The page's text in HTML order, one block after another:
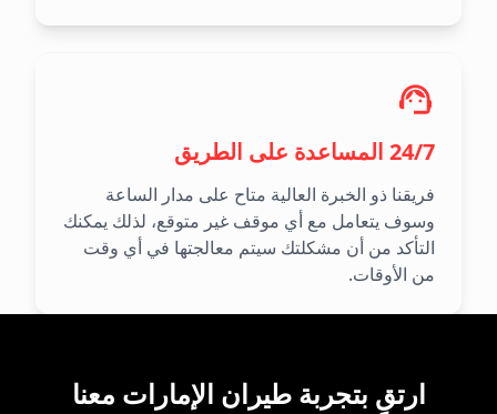
24/7 المساعدة على الطريق
فريقنا ذو الخبرة العالية متاح على مدار الساعة
وسوف يتعامل مع أي موقف غير متوقع، لذلك يمكنك
التأكد من أن مشكلتك سيتم معالجتها في أي وقت
من الأوقات.
ارتقِ بتجربة طيران الإمارات معنا